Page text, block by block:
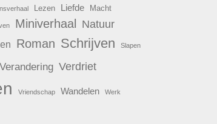
Lezen Liefde Macht
Miniverhaal Natuur
Roman Schrijven Slapen
Verandering Verdriet
Vriendschap Wandelen Werk